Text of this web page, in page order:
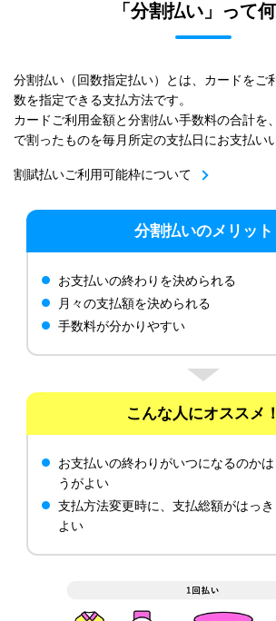
「分割払い」って
分割払い（回数指定払い）とは、カードをご
数を指定できる支払方法です。
カードご利用金額と分割払い手数料の合計を
で割ったものを毎月所定の支払日にお支払い
割賦払いご利用可能枠について
分割払いのメリット
お支払いの終わりを決められる
月々の支払額を決められる
手数料が分かりやすい
こんな人にオススメ！
お支払いの終わりがいつになるのか
うがよい
支払方法変更時に、支払総額がはっ
よい